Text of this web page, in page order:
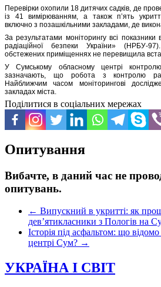
Перевірки охопили 18 дитячих садків, де
із 41 вимірюванням, а також п’ять
включно з позашкільними закладами, де
За результатами моніторингу всі
радіаційної безпеки України» (НРБУ-
обстежених приміщеннях не перевищила
У Сумському обласному центрі
зазначають, що робота з контролю
Найближчим часом моніторингові
закладах міста.
Поділитися в соціальних мережах
Опитування
Вибачте, в даний час не
опитувань.
← Випускний в укритті: як
дев’ятикласники з Пологів на
Історія під асфальтом: що
центрі Сум? →
УКРАЇНА І СВІТ